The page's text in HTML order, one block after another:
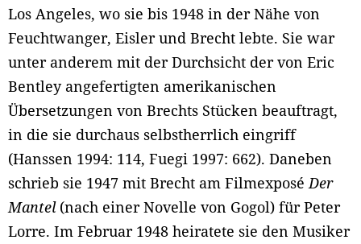
Los Angeles, wo sie bis 1948 in der Nähe von
Feuchtwanger, Eisler und Brecht lebte. Sie war
unter anderem mit der Durchsicht der von Eric
Bentley angefertigten amerikanischen
Übersetzungen von Brechts Stücken beauftragt,
in die sie durchaus selbstherrlich eingriff
(Hanssen 1994: 114, Fuegi 1997: 662). Daneben
schrieb sie 1947 mit Brecht am Filmexposé Der
Mantel(nach einer Novelle von Gogol) für Peter
Lorre. Im Februar 1948 heiratete sie den Musiker